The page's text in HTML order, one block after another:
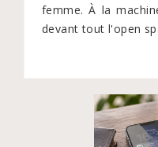
femme. À la
devant tout l'open